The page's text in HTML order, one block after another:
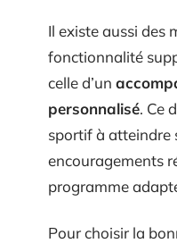
Il existe aussi des
fonctionnalité
celle d’un
personnalisé. Ce
sportif à atteindre
encouragements
programme
Pour choisir la